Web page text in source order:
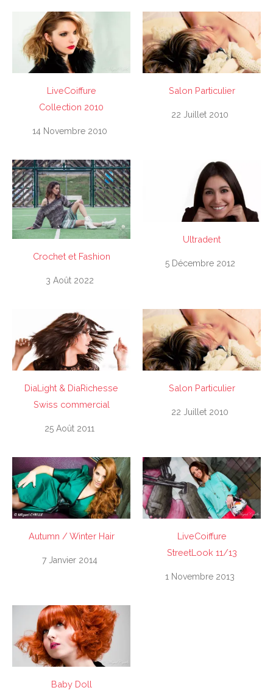
LiveCoiffure
Collection 2010
14 Novembre 2010
Salon Particulier
22 Juillet 2010
Crochet et Fashion
3 Août 2022
Ultradent
5 Décembre 2012
DiaLight & DiaRichesse
Swiss commercial
25 Août 2011
Salon Particulier
22 Juillet 2010
Autumn / Winter Hair
7 Janvier 2014
LiveCoiffure
StreetLook 11/13
1 Novembre 2013
Baby Doll